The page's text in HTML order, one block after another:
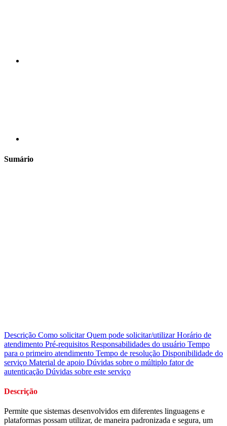
Sumário
Descrição Como solicitarQuem pode solicitar/utilizarHorário de
atendimento Pré-requisitos Responsabilidades do usuário Tempo
para o primeiro atendimento Tempo de resolução Disponibilidade do
serviço Material de apoio Dúvidas sobre o múltiplo fator de
autenticação Dúvidas sobre este serviço
Descrição
Permite que sistemas desenvolvidos em diferentes linguagens e
plataformas possam utilizar, de maneira padronizada e segura, um